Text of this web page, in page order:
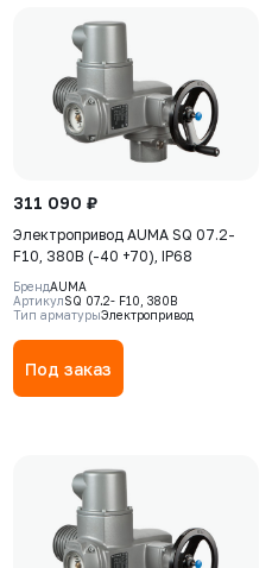
311 090 ₽
Электропривод AUMA SQ 07.2-
F10, 380В (-40 +70), IP68
БрендAUMA
АртикулSQ 07.2- F10, 380В
Тип арматурыЭлектропривод
Под заказ